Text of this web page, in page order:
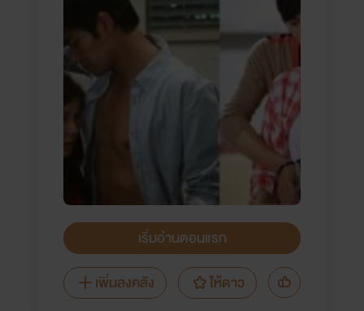
เริ่มอ่านตอนแรก
เพิ่มลงคลัง
ให้ดาว